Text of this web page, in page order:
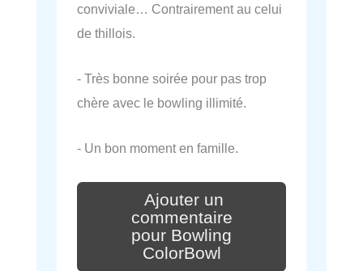
conviviale… Contrairement au celui
de thillois.
- Très bonne soirée pour pas trop
chère avec le bowling illimité.
- Un bon moment en famille.
Ajouter un
commentaire
pour Bowling
ColorBowl